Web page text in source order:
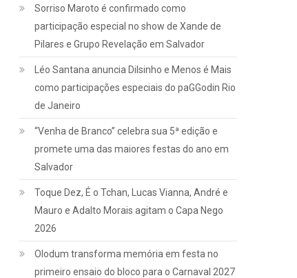
Sorriso Maroto é confirmado como
participação especial no show de Xande de
Pilares e Grupo Revelação em Salvador
Léo Santana anuncia Dilsinho e Menos é Mais
como participações especiais do paGGodin Rio
de Janeiro
“Venha de Branco” celebra sua 5ª edição e
promete uma das maiores festas do ano em
Salvador
Toque Dez, É o Tchan, Lucas Vianna, André e
Mauro e Adalto Morais agitam o Capa Nego
2026
Olodum transforma memória em festa no
primeiro ensaio do bloco para o Carnaval 2027